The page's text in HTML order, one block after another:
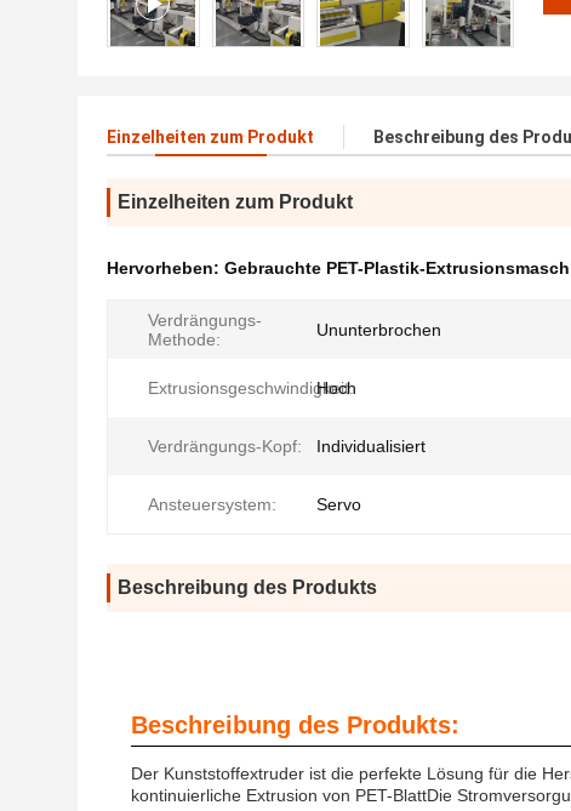
Einzelheiten zum Produkt Beschreibung des
Einzelheiten zum Produkt
Hervorheben: Gebrauchte PET-Plastik-
Verdrängungs-
Methode:
Ununterbrochen
Extrusionsgeschwindigkeit:
Hoch
Verdrängungs-Kopf: Individualisiert
Ansteuersystem: Servo
Beschreibung des Produkts
Beschreibung des Produkts:
Der Kunststoffextruder ist die perfekte Lösung für die
kontinuierliche Extrusion von PET-BlattDie